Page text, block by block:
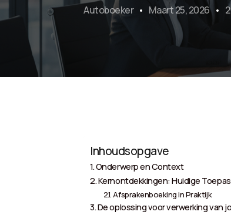
Autoboeker Maart 25, 2026
Inhoudsopgave
Onderwerp en Context
Kernontdekkingen: Huidige
Afsprakenboeking in Praktijk
De oplossing voor verwerking van